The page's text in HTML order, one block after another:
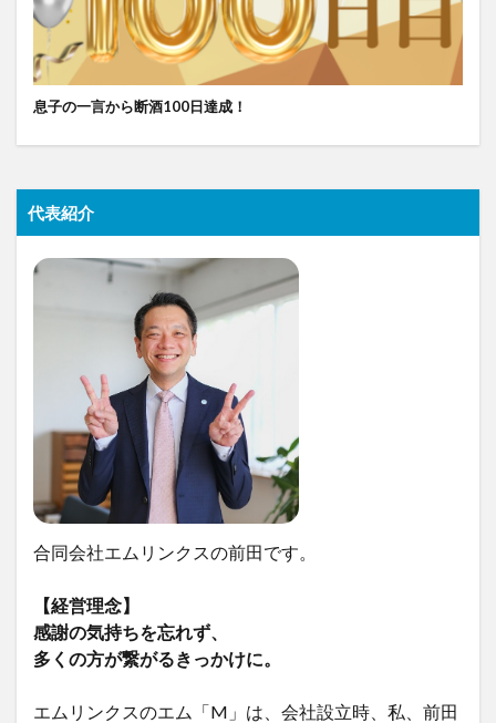
息子の一言から断酒100日達成！
代表紹介
合同会社エムリンクスの前田です。
【経営理念】
感謝の気持ちを忘れず、
多くの方が繋がるきっかけに。
エムリンクスのエム「M」は、会社設立時、私、前田